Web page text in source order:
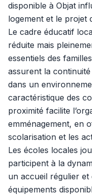
disponible à Objat
logement et le projet
Le cadre éducatif
réduite mais
essentiels des
assurent la
dans un
caractéristique des
proximité facilite
emménagement, en
scolarisation et les
Les écoles locales
participent à la
un accueil régulier et
équipements